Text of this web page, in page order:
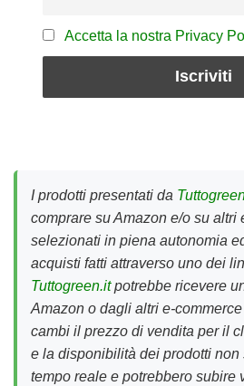
Accetta la nostra Privacy
I prodotti presentati da
comprare su Amazon e/o su altri
selezionati in piena autonomia
acquisti fatti attraverso uno dei
Tuttogreen.itpotrebbe ricevere
Amazon o dagli altri e-
cambi il prezzo di vendita per il
e la disponibilità dei prodotti
tempo reale e potrebbero subire